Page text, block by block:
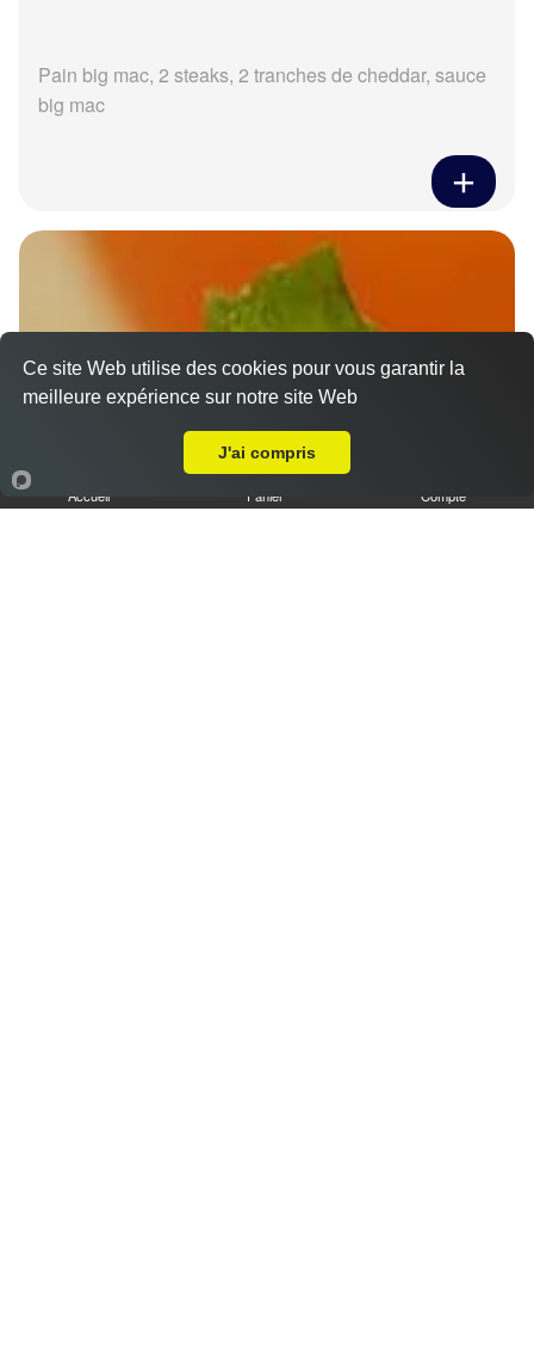
Pain big mac, 2 steaks, 2 tranches de cheddar, sauce
big mac
Accueil Panier Compte
Ce site Web utilise des cookies pour vous garantir la
meilleure expérience sur notre site Web
J'ai compris